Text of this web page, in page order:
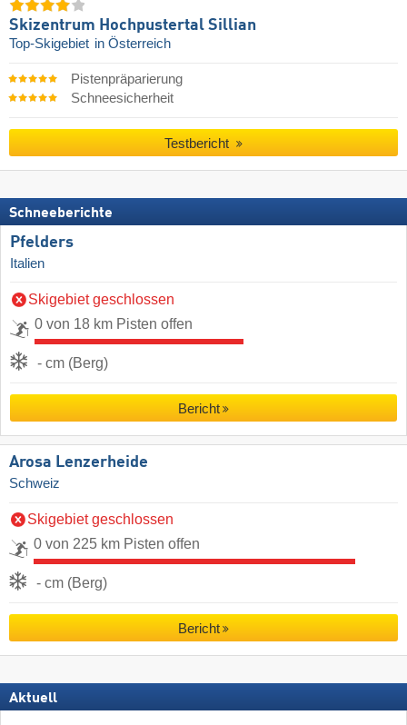
Skizentrum Hochpustertal Sillian
Top-Skigebiet in Österreich
Pistenpräparierung
Schneesicherheit
Testbericht
Schneeberichte
Pfelders
Italien
Skigebiet geschlossen
0 von 18 km Pisten offen
- cm (Berg)
Bericht
Arosa Lenzerheide
Schweiz
Skigebiet geschlossen
0 von 225 km Pisten offen
- cm (Berg)
Bericht
Aktuell